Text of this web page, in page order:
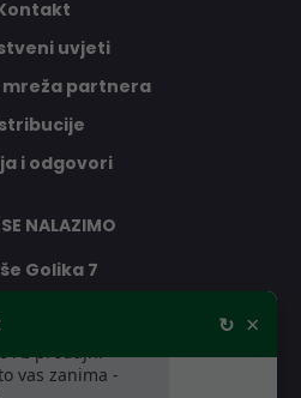
uvjeti
mreža partnera
i odgovori
NALAZIMO
Golika 7
↻ ×
AI prodajni
vas zanima -